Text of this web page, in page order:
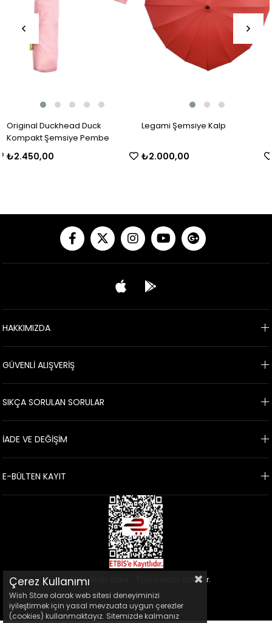
Original Duckhead Duck
Kompakt Şemsiye Pembe
₺2.450,00
Legami Şemsiye Kalp
₺2.000,00
HAKKIMIZDA
GÜVENLİ ALIŞVERİŞ
SIKÇA SORULAN SORULAR
İADE VE DEĞİŞİM
E-BÜLTEN KAYIT
© 2022 Wish Store - Tüm hakları saklıdır.
Çerez Kullanımı
Wish Store olarak web sitesi deneyiminizi
iyileştirmek için yasal mevzuata uygun çerezler
(cookies) kullanmaktayız. Sitemizde kalmanız